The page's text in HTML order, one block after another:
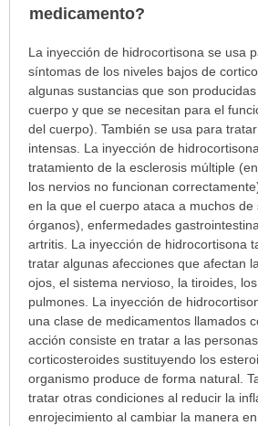
medicamento?
¿Para
cuáles
condiciones
enfermedades
prescribe
este
medicamento?
sido
extendido.
La inyección de hidrocortisona se usa
síntomas de los niveles bajos de
algunas sustancias que son
cuerpo y que se necesitan para el
del cuerpo). También se usa para
intensas. La inyección de
tratamiento de la esclerosis múltiple
los nervios no funcionan
en la que el cuerpo ataca a muchos de
órganos), enfermedades
artritis. La inyección de hidrocortisona
tratar algunas afecciones que afectan
ojos, el sistema nervioso, la tiroides,
pulmones. La inyección de
una clase de medicamentos llamados
acción consiste en tratar a las
corticosteroides sustituyendo los
organismo produce de forma natural.
tratar otras condiciones al reducir la
enrojecimiento al cambiar la manera